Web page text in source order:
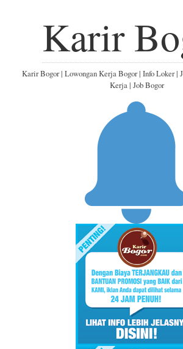
Karir
Karir Bogor | Lowongan Kerja Bogor | Info Loker |
Kerja | Job Bogor